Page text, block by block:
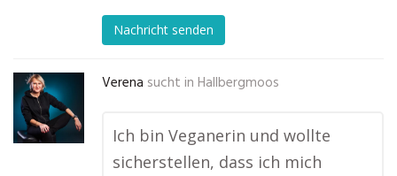
Nachricht senden
Verena sucht in Hallbergmoos
Ich bin Veganerin und wollte
sicherstellen, dass ich mich